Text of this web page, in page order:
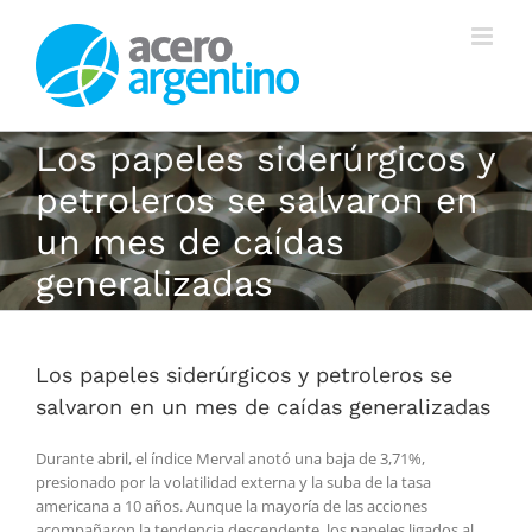
contenido
Los papeles siderúrgicos y
petroleros se salvaron en
un mes de caídas
generalizadas
Los papeles siderúrgicos y petroleros se
salvaron en un mes de caídas generalizadas
Durante abril, el índice Merval anotó una baja de 3,71%,
presionado por la volatilidad externa y la suba de la tasa
americana a 10 años. Aunque la mayoría de las acciones